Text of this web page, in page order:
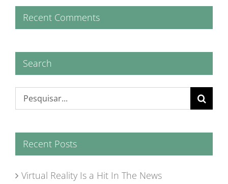
Recent Comments
Search
Buscar
resultados
Recent Posts
Virtual Reality Is a Hit In The News